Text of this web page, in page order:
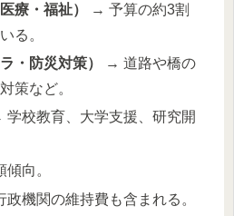
療・福祉）
→ 予算の約3割
る。
・防災対策）
→ 道路や橋の
策など。
学校教育、大学支援、研究開
向。
政機関の維持費も含まれる。